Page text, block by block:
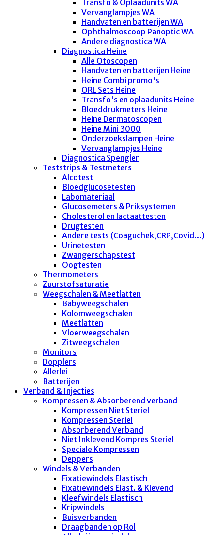
Transfo & Oplaadunits WA
Vervanglampjes WA
Handvaten en batterijen WA
Ophthalmoscoop Panoptic WA
Andere diagnostica WA
Diagnostica Heine
Alle Otoscopen
Handvaten en batterijen Heine
Heine Combi promo's
ORL Sets Heine
Transfo's en oplaadunits Heine
Bloeddrukmeters Heine
Heine Dermatoscopen
Heine Mini 3000
Onderzoekslampen Heine
Vervanglampjes Heine
Diagnostica Spengler
Teststrips & Testmeters
Alcotest
Bloedglucosetesten
Labomateriaal
Glucosemeters & Priksystemen
Cholesterol en lactaattesten
Drugtesten
Andere tests (Coaguchek,CRP,Covid...)
Urinetesten
Zwangerschapstest
Oogtesten
Thermometers
Zuurstofsaturatie
Weegschalen & Meetlatten
Babyweegschalen
Kolomweegschalen
Meetlatten
Vloerweegschalen
Zitweegschalen
Monitors
Dopplers
Allerlei
Batterijen
Verband & Injecties
Kompressen & Absorberend verband
Kompressen Niet Steriel
Kompressen Steriel
Absorberend Verband
Niet Inklevend Kompres Steriel
Speciale Kompressen
Deppers
Windels & Verbanden
Fixatiewindels Elastisch
Fixatiewindels Elast. & Klevend
Kleefwindels Elastisch
Kripwindels
Buisverbanden
Draagbanden op Rol